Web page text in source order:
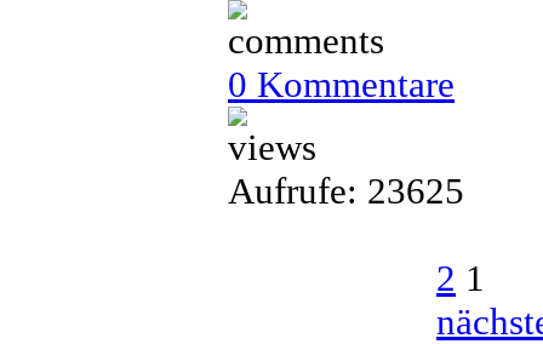
0 Kommentare
Aufrufe: 23625
2 1